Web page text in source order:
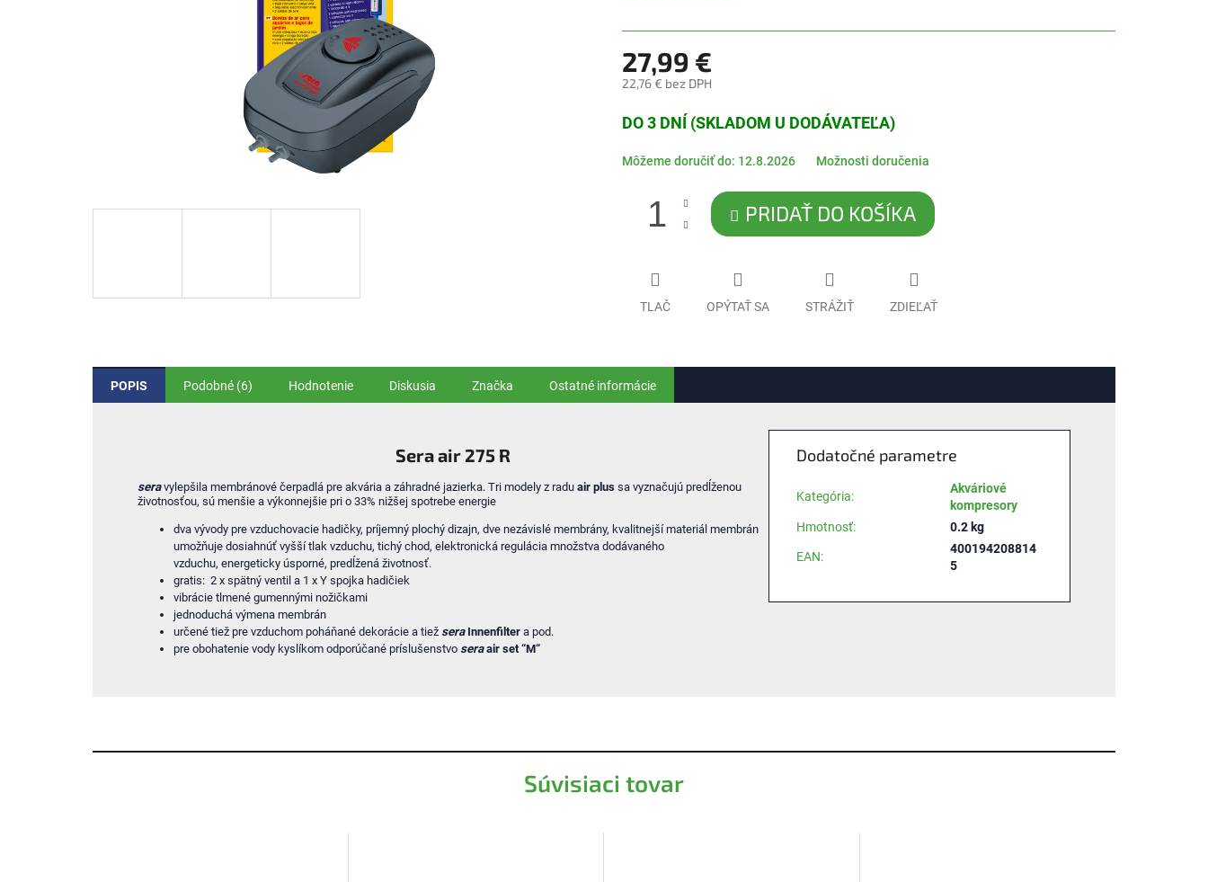
hviezdičiek.
27,99 €
22,76 € bez DPH
cena:
DO 3 DNÍ (SKLADOM U DODÁVATEĽA)
Môžeme doručiť do: 12.8.2026 Možnosti doručenia
PRIDAŤ DO KOŠÍKA
TLAČ OPÝTAŤ SA STRÁŽIŤ ZDIEĽAŤ
Súvisiaci tovar
POPIS Podobné (6) Hodnotenie Diskusia Značka Ostatné informácie
Sera air 275 R
seravylepšila membránové čerpadlá pre akvária a záhradné jazierka. Tri modely z radu air plus sa vyznačujú predĺženou
životnosťou, sú menšie a výkonnejšie pri o 33% nižšej spotrebe energie
dva vývody pre vzduchovacie hadičky, príjemný plochý dizajn, dve nezávislé membrány, kvalitnejší materiál membrán
umožňuje dosiahnúť vyšší tlak vzduchu, tichý chod, elektronická regulácia množstva dodávaného
vzduchu, energeticky úsporné, predĺžená životnosť.
gratis: 2 x spätný ventil a 1 x Y spojka hadičiek
vibrácie tlmené gumennými nožičkami
jednoduchá výmena membrán
určené tiež pre vzduchom poháňané dekorácie a tiež seraInnenfilter a pod.
pre obohatenie vody kyslíkom odporúčané príslušenstvo seraair set “M“
Dodatočné parametre
Kategória:
Akváriové
kompresory
Hmotnosť: 0.2 kg
EAN:
400194208814
5